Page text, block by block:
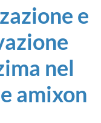
e
nel
amixon